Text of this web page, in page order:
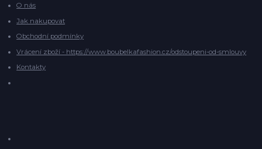
O nás
Jak nakupovat
Obchodní podmínky
Vrácení zboží - https://www.boubelkafashion.cz/odstoupeni-od-smlouvy
Kontakty